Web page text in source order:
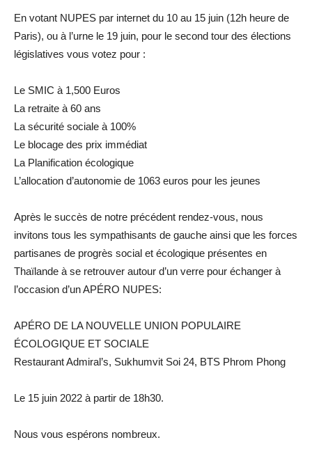
En votant NUPES par internet du 10 au 15 juin (12h heure de
Paris), ou à l’urne le 19 juin, pour le second tour des élections
législatives vous votez pour :
Le SMIC à 1,500 Euros
La retraite à 60 ans
La sécurité sociale à 100%
Le blocage des prix immédiat
La Planification écologique
L’allocation d’autonomie de 1063 euros pour les jeunes
Après le succès de notre précédent rendez-vous, nous
invitons tous les sympathisants de gauche ainsi que les forces
partisanes de progrès social et écologique présentes en
Thaïlande à se retrouver autour d’un verre pour échanger à
l’occasion d’un APÉRO NUPES:
APÉRO DE LA NOUVELLE UNION POPULAIRE
ÉCOLOGIQUE ET SOCIALE
Restaurant Admiral’s, Sukhumvit Soi 24, BTS Phrom Phong
Le 15 juin 2022 à partir de 18h30.
Nous vous espérons nombreux.